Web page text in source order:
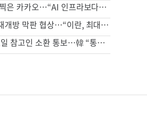
분기 최대 매출 찍은 카카오…“AI 인프라보다는 에이전틱 AI 집중”
호르무즈 해협 재개방 막판 협상…“이란, 최대 7% 수수료 요구”
특검, 한동훈 12일 참고인 소환 통보…韓 “통보받은 적 없어”